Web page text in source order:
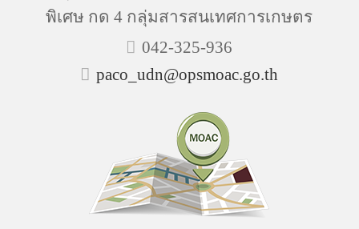
พิเศษ กด 4 กลุ่มสารสนเทศการเกษตร
042-325-936
paco_udn@opsmoac.go.th